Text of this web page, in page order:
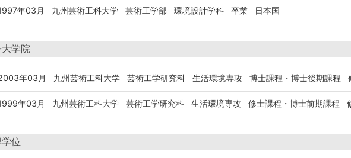
年03月 九州芸術工科大学 芸術工学部 環境設計学科 卒業 日本国
学院
年03月 九州芸術工科大学 芸術工学研究科 生活環境専攻 博士課程・博士後期課程
年03月 九州芸術工科大学 芸術工学研究科 生活環境専攻 修士課程・博士前期課程
位